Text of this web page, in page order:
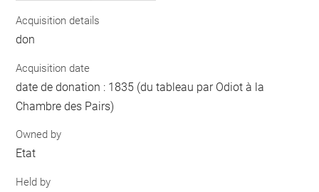
Acquisition details
don
Acquisition date
date de donation : 1835 (du tableau par Odiot à la
Chambre des Pairs)
Owned by
Etat
Held by